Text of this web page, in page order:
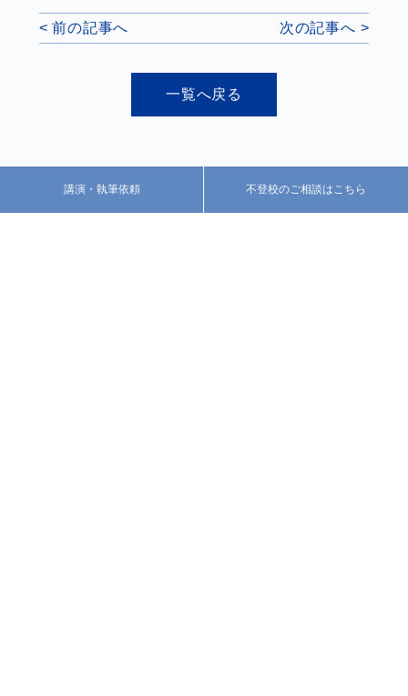
講演・執筆依頼 不登校のご相談はこちら
< 前の記事へ 次の記事へ >
一覧へ戻る